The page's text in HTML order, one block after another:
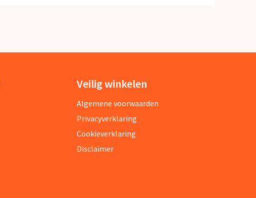
Veilig winkelen
Algemene voorwaarden
Privacyverklaring
Cookieverklaring
Disclaimer